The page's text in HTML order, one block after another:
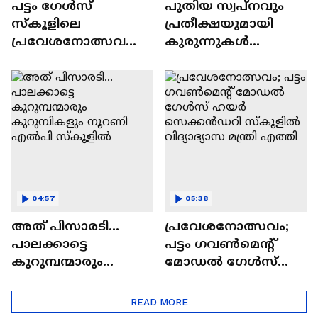
പട്ടം ​ഗേൾസ്
സ്കൂളിലെ
പ്രവേശനോത്സവത്തി
വിദ്യാഭ്യാസ മന്ത്രി
പുതിയ സ്വപ്നവും
പ്രതീക്ഷയുമായി
കുരുന്നുകൾ
സംസ്ഥാനതല
പ്രവേശനോത്സവ
ഉദ്ഘാടനം ഉടൻ
അത് പിസാരടി...
പാലക്കാട്ടെ
കുറുമ്പന്മാരും
04:57
പ്രവേശനോത്സവം;
പട്ടം ഗവൺമെന്‍റ്
മോഡൽ ഗേൾസ്
സ്കൂളിൽ വിദ്യാഭ്യാസ
മന്ത്രി എത്തി
05:38
READ MORE